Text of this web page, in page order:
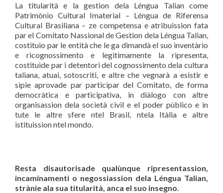
La titularità e la gestion dela Léngua Talian come
Patrimònio Cultural Imaterial – Léngua de Riferensa
Cultural Brasiliana – ze competensa e atribuission fata
par el Comitato Nassional de Gestion dela Léngua Talian,
costituio par le entità che le ga dimandà el suo inventàrio
e ricognossimento e legitimamente la ripresenta,
costituide par i detentori del cognossimento dela cultura
taliana, atuai, sotoscriti, e altre che vegnarà a esistir e
sìpie aprovade par participar del Comitato, de forma
democràtica e participativa, in diàlogo con altre
organisassion dela società civil e el poder pùblico e in
tute le altre sfere ntel Brasil, ntela Itàlia e altre
istituission ntel mondo.
Resta disautorisade qualùnque ripresentassion,
incaminamenti o negossiassion dela Léngua Talian,
strànie ala sua titularità, anca el suo insegno.